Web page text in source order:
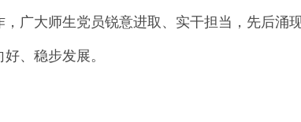
广大师生党员锐意进取、实干担当，先后涌
、稳步发展。